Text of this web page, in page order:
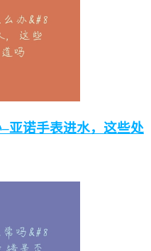
亚诺手表进水，这些处